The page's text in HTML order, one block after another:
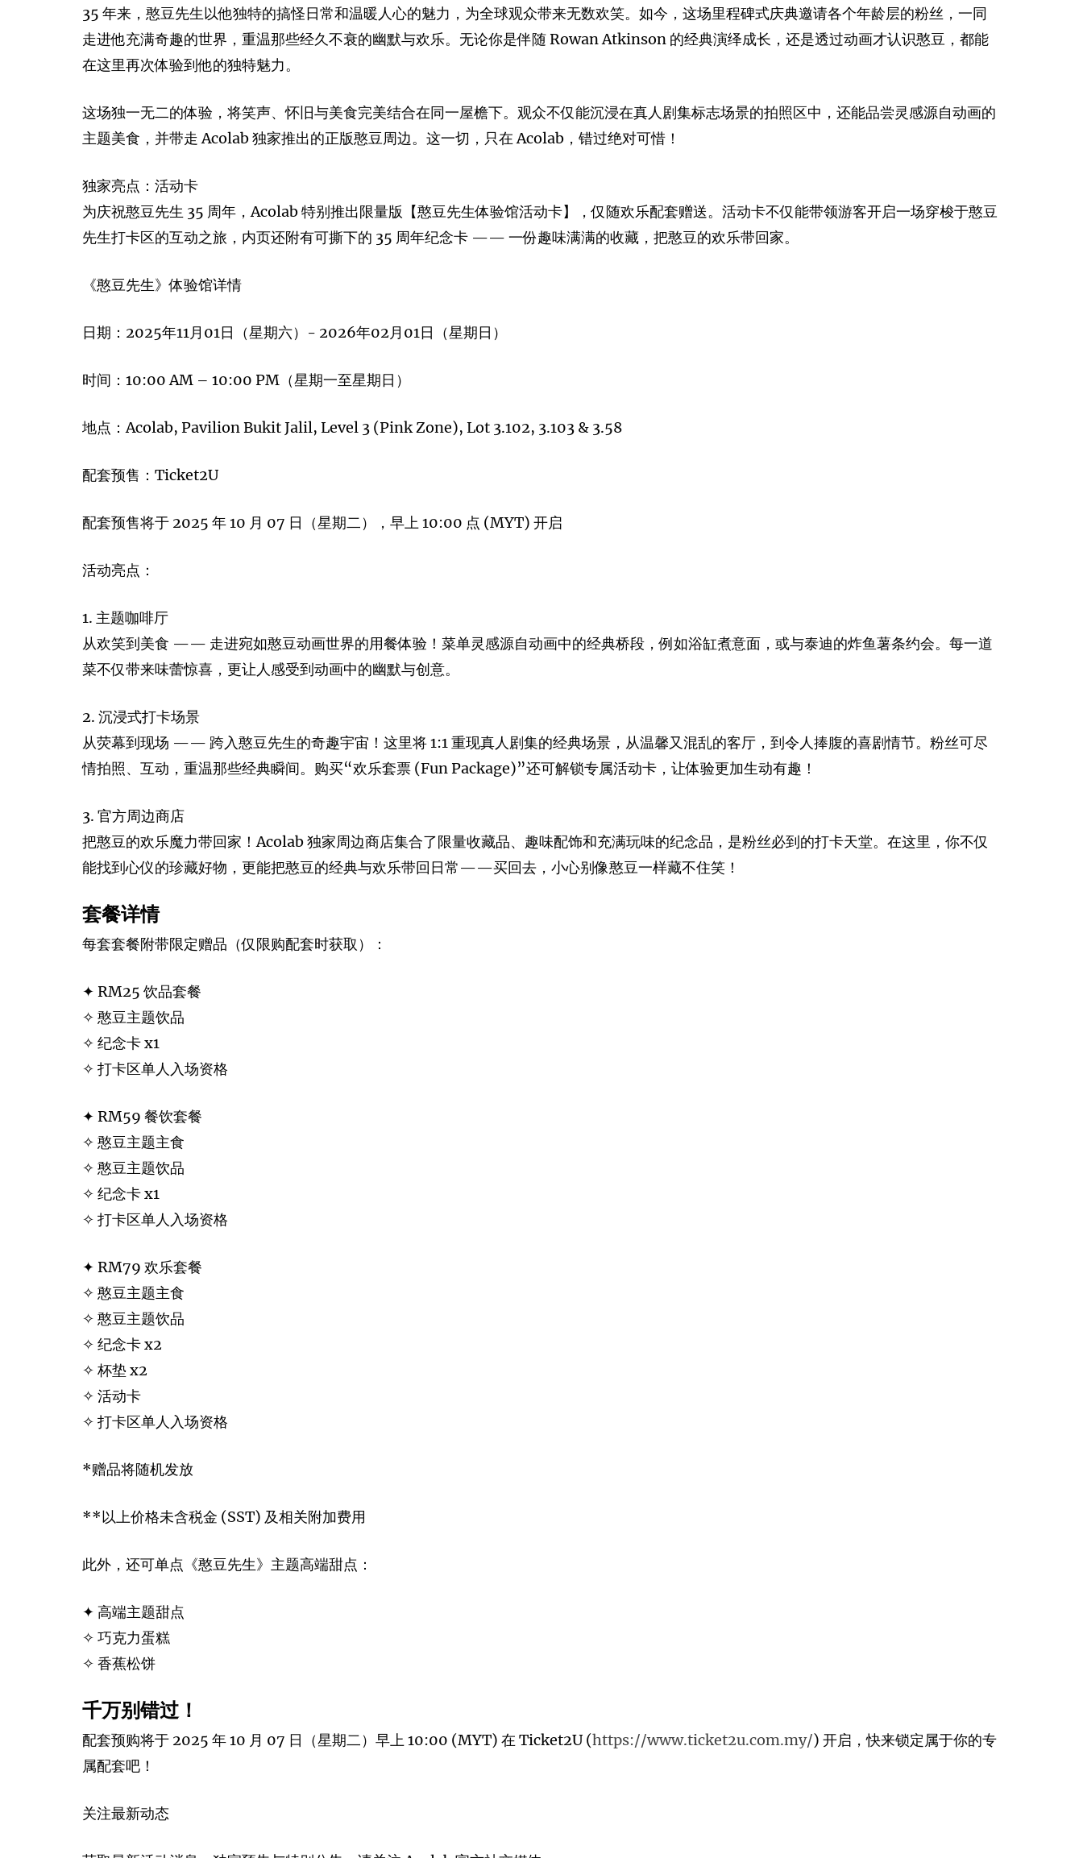
35 年来，憨豆先生以他独特的搞怪日常和温暖人心的魅力，为全球观众带来无数欢笑。如今，这场里程碑式庆典邀请各个年龄层的粉丝，一同
走进他充满奇趣的世界，重温那些经久不衰的幽默与欢乐。无论你是伴随 Rowan Atkinson 的经典演绎成长，还是透过动画才认识憨豆，都能
在这里再次体验到他的独特魅力。
这场独一无二的体验，将笑声、怀旧与美食完美结合在同一屋檐下。观众不仅能沉浸在真人剧集标志场景的拍照区中，还能品尝灵感源自动画的
主题美食，并带走 Acolab 独家推出的正版憨豆周边。这一切，只在 Acolab，错过绝对可惜！
独家亮点：活动卡
为庆祝憨豆先生 35 周年，Acolab 特别推出限量版【憨豆先生体验馆活动卡】，仅随欢乐配套赠送。活动卡不仅能带领游客开启一场穿梭于憨豆
先生打卡区的互动之旅，内页还附有可撕下的 35 周年纪念卡 —— 一份趣味满满的收藏，把憨豆的欢乐带回家。
《憨豆先生》体验馆详情
日期：2025年11月01日（星期六）- 2026年02月01日（星期日）
时间：10:00 AM – 10:00 PM（星期一至星期日）
地点：Acolab, Pavilion Bukit Jalil, Level 3 (Pink Zone), Lot 3.102, 3.103 & 3.58
配套预售：Ticket2U
配套预售将于 2025 年 10 月 07 日（星期二），早上 10:00 点 (MYT) 开启
活动亮点：
1. 主题咖啡厅
从欢笑到美食 —— 走进宛如憨豆动画世界的用餐体验！菜单灵感源自动画中的经典桥段，例如浴缸煮意面，或与泰迪的炸鱼薯条约会。每一道
菜不仅带来味蕾惊喜，更让人感受到动画中的幽默与创意。
2. 沉浸式打卡场景
从荧幕到现场 —— 跨入憨豆先生的奇趣宇宙！这里将 1:1 重现真人剧集的经典场景，从温馨又混乱的客厅，到令人捧腹的喜剧情节。粉丝可尽
情拍照、互动，重温那些经典瞬间。购买“欢乐套票 (Fun Package)”还可解锁专属活动卡，让体验更加生动有趣！
3. 官方周边商店
把憨豆的欢乐魔力带回家！Acolab 独家周边商店集合了限量收藏品、趣味配饰和充满玩味的纪念品，是粉丝必到的打卡天堂。在这里，你不仅
能找到心仪的珍藏好物，更能把憨豆的经典与欢乐带回日常——买回去，小心别像憨豆一样藏不住笑！
套餐详情
每套套餐附带限定赠品（仅限购配套时获取）：
✦ RM25 饮品套餐
✧ 憨豆主题饮品
✧ 纪念卡 x1
✧ 打卡区单人入场资格
✦ RM59 餐饮套餐
✧ 憨豆主题主食
✧ 憨豆主题饮品
✧ 纪念卡 x1
✧ 打卡区单人入场资格
✦ RM79 欢乐套餐
✧ 憨豆主题主食
✧ 憨豆主题饮品
✧ 纪念卡 x2
✧ 杯垫 x2
✧ 活动卡
✧ 打卡区单人入场资格
*赠品将随机发放
**以上价格未含税金 (SST) 及相关附加费用
此外，还可单点《憨豆先生》主题高端甜点：
✦ 高端主题甜点
✧ 巧克力蛋糕
✧ 香蕉松饼
千万别错过！
配套预购将于 2025 年 10 月 07 日（星期二）早上 10:00 (MYT) 在 Ticket2U (https://www.ticket2u.com.my/) 开启，快来锁定属于你的专
属配套吧！
关注最新动态